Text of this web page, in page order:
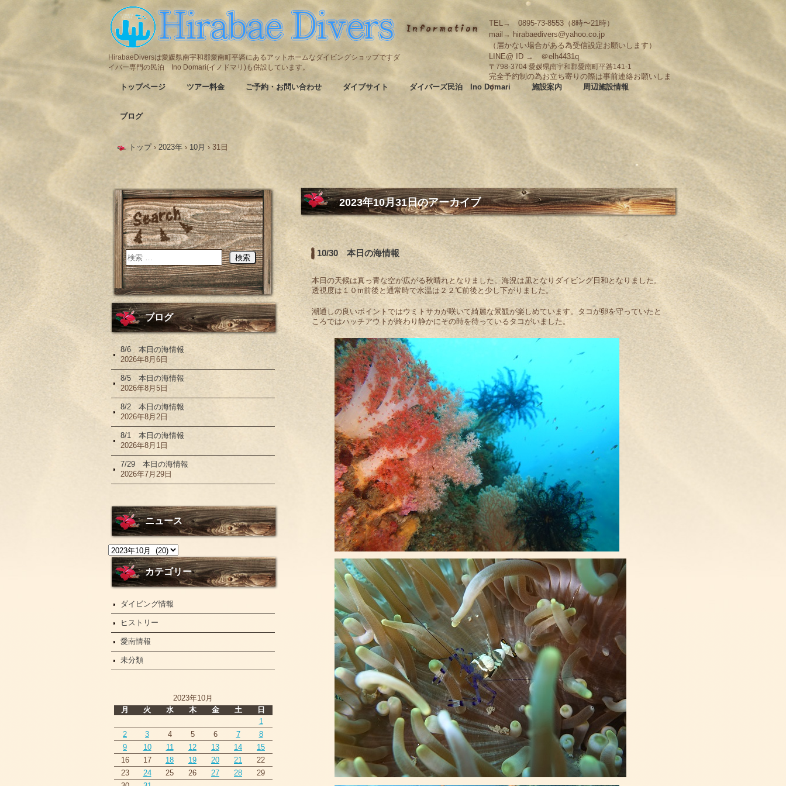
HirabaeDiversは愛媛県南宇和郡愛南町平碆にあるアットホームなダイビングショップですダ
イバー専門の民泊 Ino Domari(イノドマリ)も併設しています。
TEL→ 0895-73-8553（8時〜21時）
mail→ hirabaedivers@yahoo.co.jp
（届かない場合がある為受信設定お願いします）
LINE@ ID → ＠elh4431q
〒798-3704 愛媛県南宇和郡愛南町平碆141-1
完全予約制の為お立ち寄りの際は事前連絡お願いしま
す
トップページ ツアー料金 ご予約・お問い合わせ ダイブサイト ダイバーズ民泊 Ino Domari 施設案内 周辺施設情報
ブログ
トップ › 2023年 › 10月 › 31日
2023年10月31日のアーカイブ
10/30 本日の海情報
本日の天候は真っ青な空が広がる秋晴れとなりました。海況は凪となりダイビング日和となりました。
透視度は１０m前後と通常時で水温は２２℃前後と少し下がりました。
潮通しの良いポイントではウミトサカが咲いて綺麗な景観が楽しめています。タコが卵を守っていたと
ころではハッチアウトが終わり静かにその時を待っているタコがいました。
ブログ
8/6 本日の海情報
2026年8月6日
8/5 本日の海情報
2026年8月5日
8/2 本日の海情報
2026年8月2日
8/1 本日の海情報
2026年8月1日
7/29 本日の海情報
2026年7月29日
ニュース
ニ
ュ
ー
カテゴリー
ダイビング情報
ヒストリー
愛南情報
未分類
2023年10月
月
火 水 木 金 土
日
1
2
3 4 5 6 7
8
9
10 11 12 13 14
15
16
17 18 19 20 21
22
23
24 25 26 27 28
29